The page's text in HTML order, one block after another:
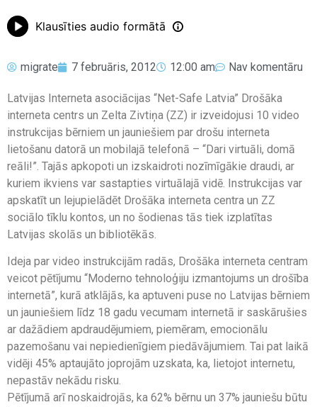
Klausīties audio formātā
migrate 7 februāris, 2012 12:00 am Nav komentāru
Latvijas Interneta asociācijas “Net-Safe Latvia” Drošāka
interneta centrs un Zelta Zivtiņa (ZZ) ir izveidojusi 10 video
instrukcijas bērniem un jauniešiem par drošu interneta
lietošanu datorā un mobilajā telefonā – “Dari virtuāli, domā
reāli!”. Tajās apkopoti un izskaidroti nozīmīgākie draudi, ar
kuriem ikviens var sastapties virtuālajā vidē. Instrukcijas var
apskatīt un lejupielādēt Drošāka interneta centra un ZZ
sociālo tīklu kontos, un no šodienas tās tiek izplatītas
Latvijas skolās un bibliotēkās.
Ideja par video instrukcijām radās, Drošāka interneta centram
veicot pētījumu “Moderno tehnoloģiju izmantojums un drošība
internetā”, kurā atklājās, ka aptuveni puse no Latvijas bērniem
un jauniešiem līdz 18 gadu vecumam internetā ir saskārušies
ar dažādiem apdraudējumiem, piemēram, emocionālu
pazemošanu vai nepiedienīgiem piedāvājumiem. Tai pat laikā
vidēji 45% aptaujāto joprojām uzskata, ka, lietojot internetu,
nepastāv nekādu risku.
Pētījumā arī noskaidrojās, ka 62% bērnu un 37% jauniešu būtu